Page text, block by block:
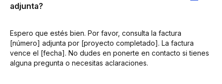
adjunta?
Espero que estés bien. Por favor, consulta la factura
[número] adjunta por [proyecto completado]. La factura
vence el [fecha]. No dudes en ponerte en contacto si tienes
alguna pregunta o necesitas aclaraciones.